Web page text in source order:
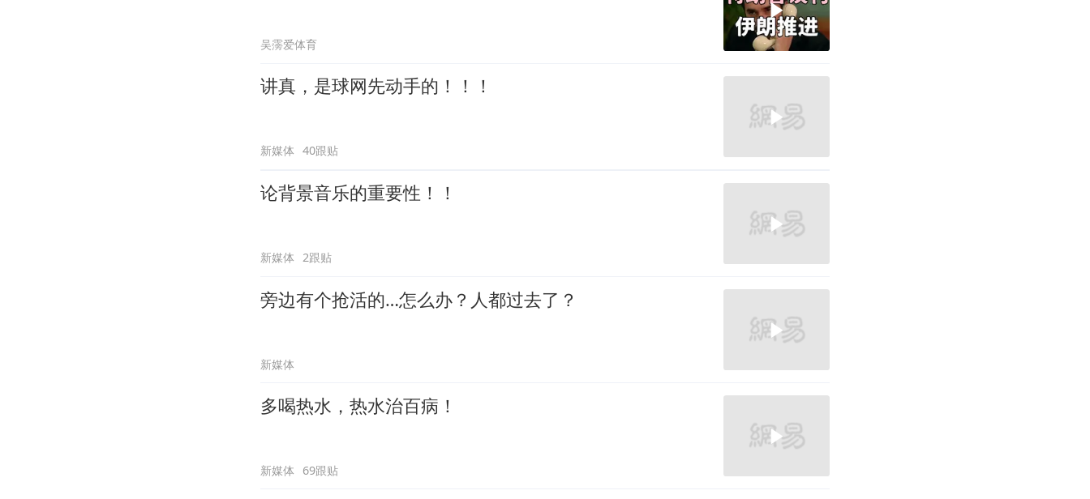
吴霶爱体育
讲真，是球网先动手的！！！
新媒体 40跟贴
论背景音乐的重要性！！
新媒体 2跟贴
旁边有个抢活的…怎么办？人都过去了？
新媒体
多喝热水，热水治百病！
新媒体 69跟贴